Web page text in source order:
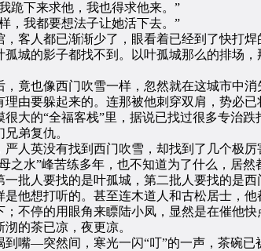
下来求他，我也得求他来。”
我都要想法子让她活下去。”
人都已渐渐少了，眼看着已经到了快打焊
的影子都找不到。以叶孤城那么的排场，
也像西门吹雪一样，忽然就在这城市中消
要躲起来的。连那被他刺穿双肩，势必已
的“全福客栈”里，据说已找过很多专治跌
弟复仇。
英没有找到西门吹雪，却找到了几个极厉
水”峰苦练多年，也不知道为了什么，居然
人要找的是叶孤城，第二批人要找的是西
想打听的。甚至连木道人和古松居士，他
停的用眼角来瞟陆小凤，显然是在催他快
的茶已凉，夜更凉。
—突然间，寒光一闪“叮”的一声，茶碗已